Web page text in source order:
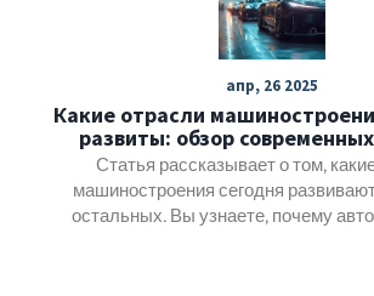
апр, 26 2025
Какие отрасли
развиты: обзор
Статья рассказывает о том,
машиностроения сегодня
остальных. Вы узнаете, почему